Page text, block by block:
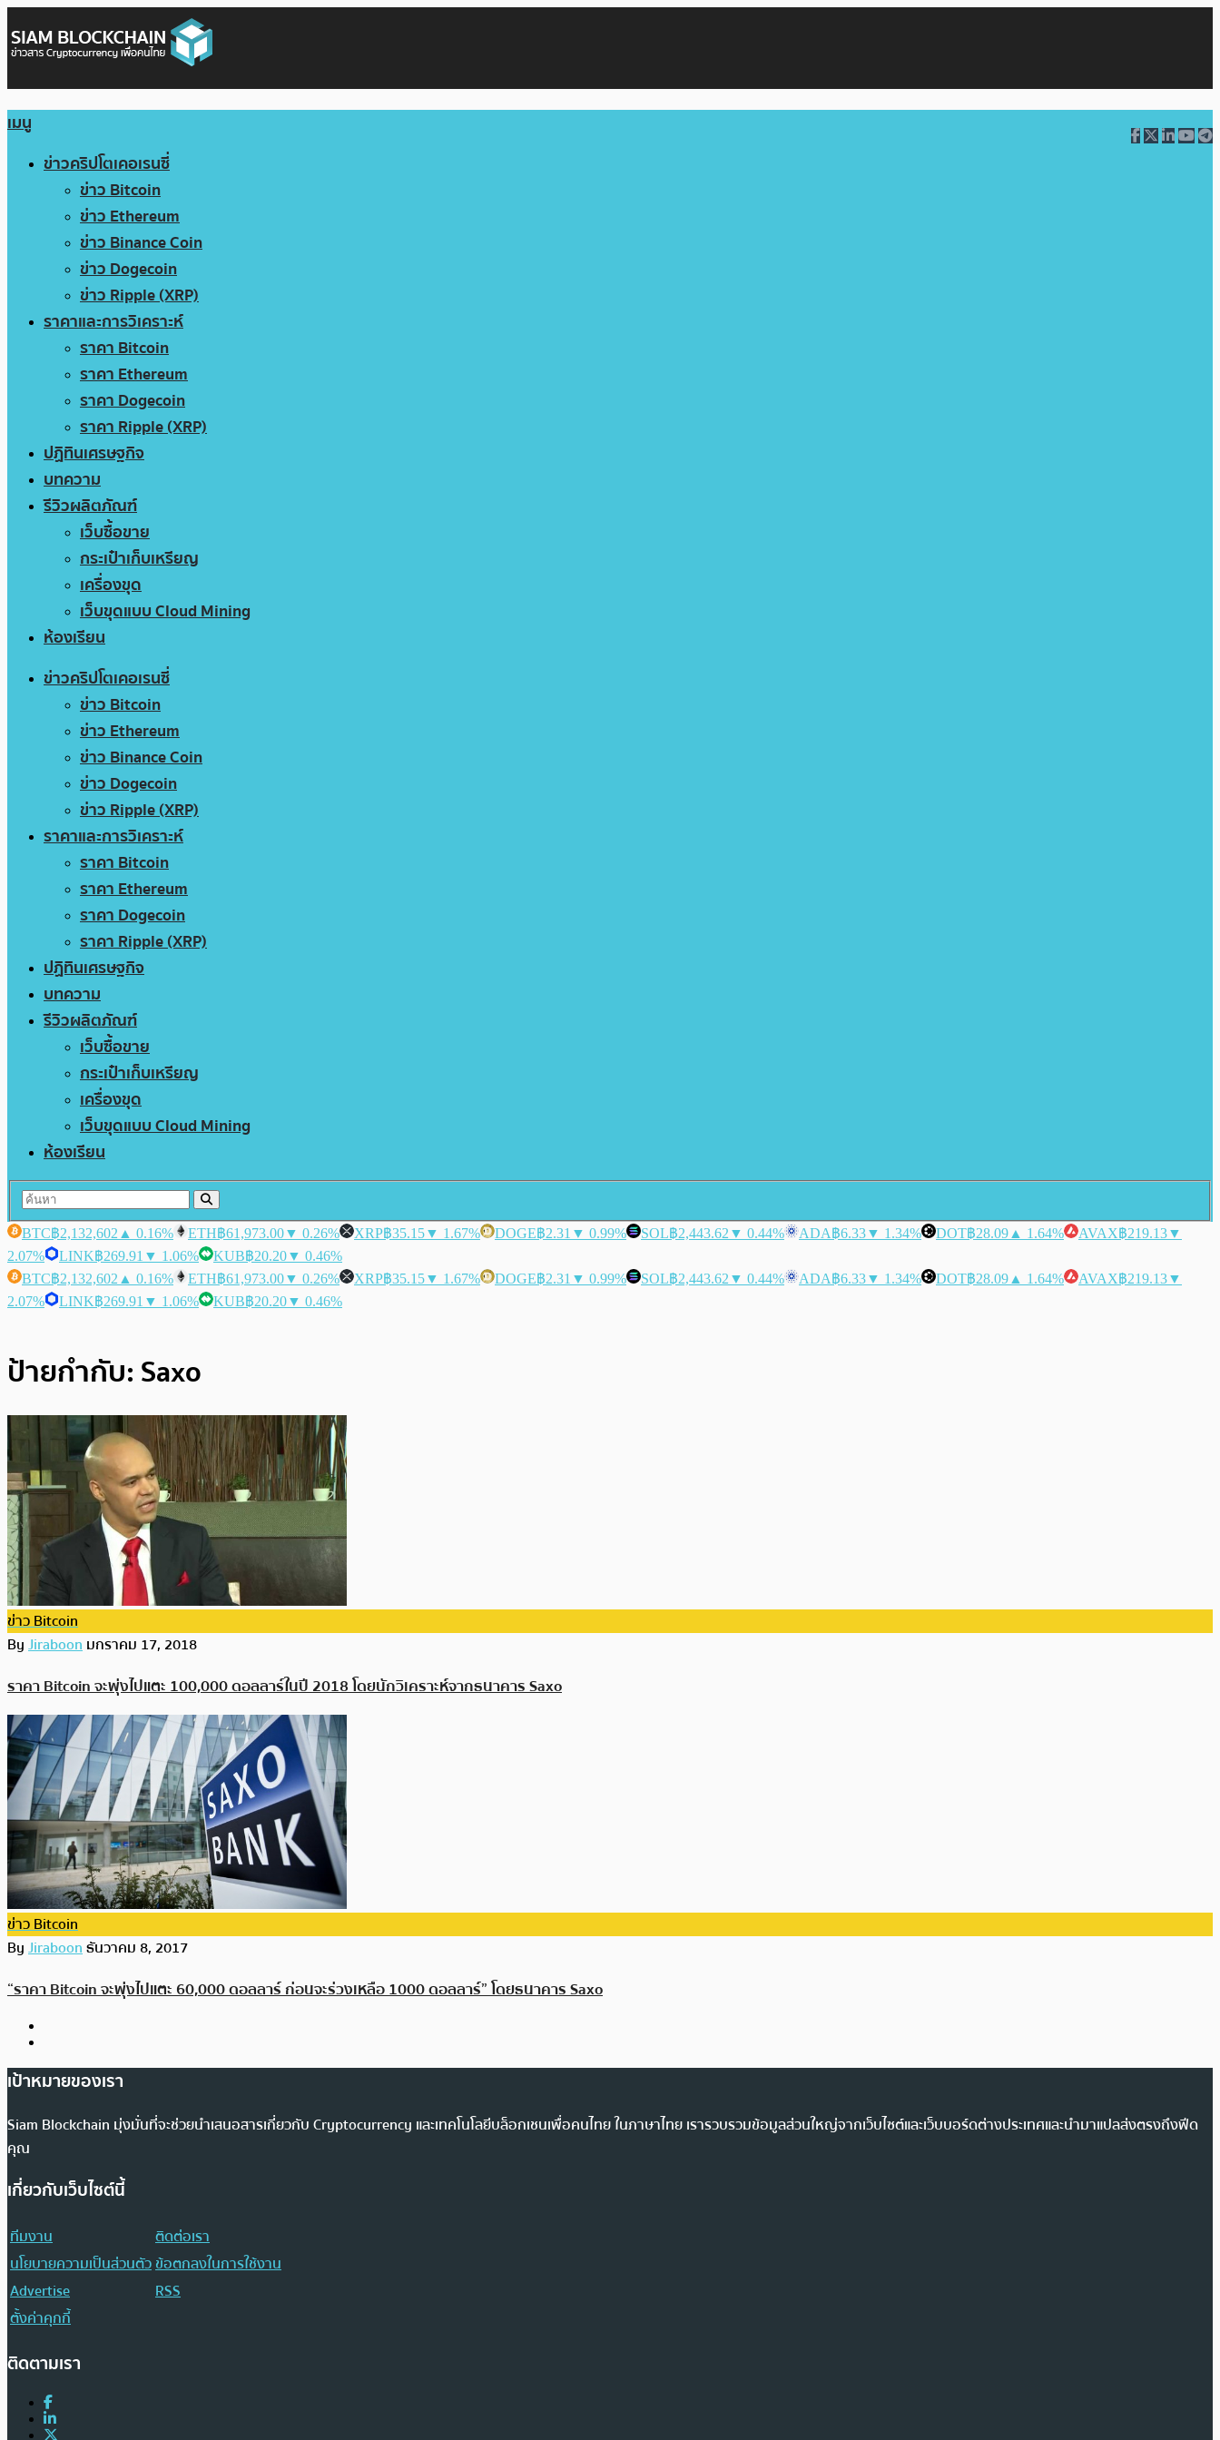
เมนู
ข่าวคริปโตเคอเรนซี่
ข่าว Bitcoin
ข่าว Ethereum
ข่าว Binance Coin
ข่าว Dogecoin
ข่าว Ripple (XRP)
ราคาและการวิเคราะห์
ราคา Bitcoin
ราคา Ethereum
ราคา Dogecoin
ราคา Ripple (XRP)
ปฏิทินเศรษฐกิจ
บทความ
รีวิวผลิตภัณฑ์
เว็บซื้อขาย
กระเป๋าเก็บเหรียญ
เครื่องขุด
เว็บขุดแบบ Cloud Mining
ห้องเรียน
ข่าวคริปโตเคอเรนซี่
ข่าว Bitcoin
ข่าว Ethereum
ข่าว Binance Coin
ข่าว Dogecoin
ข่าว Ripple (XRP)
ราคาและการวิเคราะห์
ราคา Bitcoin
ราคา Ethereum
ราคา Dogecoin
ราคา Ripple (XRP)
ปฏิทินเศรษฐกิจ
บทความ
รีวิวผลิตภัณฑ์
เว็บซื้อขาย
กระเป๋าเก็บเหรียญ
เครื่องขุด
เว็บขุดแบบ Cloud Mining
ห้องเรียน
BTC฿2,132,602 ▲ 0.16% ETH฿61,973.00▼ 0.26% XRP฿35.15▼ 1.67% DOGE฿2.31 ▼ 0.99% SOL฿2,443.62 ▼ 0.44% ADA฿6.33▼ 1.34% DOT฿28.09 ▲ 1.64% AVAX฿219.13▼
2.07%
LINK฿269.91 ▼ 1.06% KUB฿20.20▼ 0.46%
BTC฿2,132,602 ▲ 0.16% ETH฿61,973.00▼ 0.26% XRP฿35.15▼ 1.67% DOGE฿2.31 ▼ 0.99% SOL฿2,443.62 ▼ 0.44% ADA฿6.33▼ 1.34% DOT฿28.09 ▲ 1.64% AVAX฿219.13▼
2.07%
LINK฿269.91 ▼ 1.06% KUB฿20.20▼ 0.46%
ป้ายกำกับ: Saxo
ข่าว Bitcoin
ByJiraboonมกราคม 17, 2018
ราคา Bitcoin จะพุ่งไปแตะ 100,000 ดอลลาร์ในปี 2018 โดยนักวิเคราะห์จากธนาคาร Saxo
ข่าว Bitcoin
ByJiraboonธันวาคม 8, 2017
“ราคา Bitcoin จะพุ่งไปแตะ 60,000 ดอลลาร์ ก่อนจะร่วงเหลือ 1000 ดอลลาร์” โดยธนาคาร Saxo
เป้าหมายของเรา
Siam Blockchain มุ่งมั่นที่จะช่วยนำเสนอสารเกี่ยวกับ Cryptocurrency และเทคโนโลยีบล็อกเชนเพื่อคนไทย ในภาษาไทย เรารวบรวมข้อมูลส่วนใหญ่จากเว็บไซต์และเว็บบอร์ดต่างประเทศและนำมาแปลส่งตรงถึงฟีด
คุณ
เกี่ยวกับเว็บไซต์นี้
ทีมงาน
ติดต่อเรา
นโยบายความเป็นส่วนตัวข้อตกลงในการใช้งาน
Advertise
RSS
ตั้งค่าคุกกี้
ติดตามเรา